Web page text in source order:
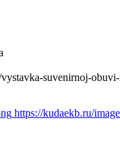
suvenirnoj-
https://kudaekb.ru/